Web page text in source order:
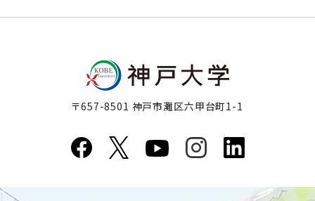
〒657-8501 神戸市灘区六甲台町1-1